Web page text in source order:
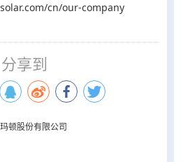
cn/our-company
分享到
顿股份有限公司